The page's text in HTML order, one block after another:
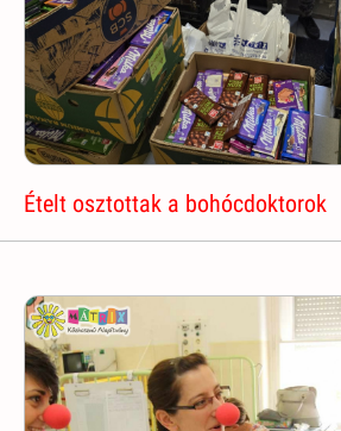
Ételt osztottak a bohócdoktorok